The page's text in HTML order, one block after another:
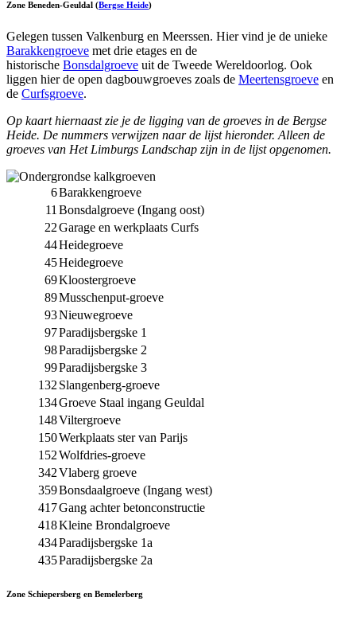
Zone Beneden-Geuldal (Bergse Heide)
Gelegen tussen Valkenburg en Meerssen. Hier vind je de unieke
Barakkengroeve met drie etages en de
historische Bonsdalgroeve uit de Tweede Wereldoorlog. Ook
liggen hier de open dagbouwgroeves zoals de Meertensgroeve en
de Curfsgroeve.
Op kaart hiernaast zie je de ligging van de groeves in de Bergse
Heide. De nummers verwijzen naar de lijst hieronder. Alleen de
groeves van Het Limburgs Landschap zijn in de lijst opgenomen.
6Barakkengroeve
11 Bonsdalgroeve (Ingang oost)
22Garage en werkplaats Curfs
44Heidegroeve
45Heidegroeve
69Kloostergroeve
89Musschenput-groeve
93Nieuwegroeve
97Paradijsbergske 1
98Paradijsbergske 2
99Paradijsbergske 3
132 Slangenberg-groeve
134Groeve Staal ingang Geuldal
148Viltergroeve
150Werkplaats ster van Parijs
152Wolfdries-groeve
342Vlaberg groeve
359Bonsdaalgroeve (Ingang west)
417Gang achter betonconstructie
418Kleine Brondalgroeve
434Paradijsbergske 1a
435Paradijsbergske 2a
Zone Schiepersberg en Bemelerberg